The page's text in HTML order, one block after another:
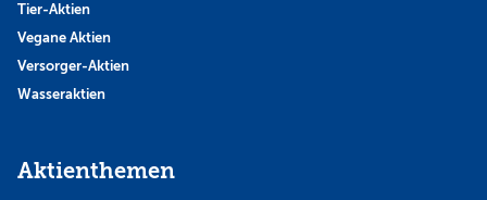
Tier-Aktien
Vegane Aktien
Versorger-Aktien
Wasseraktien
Aktienthemen